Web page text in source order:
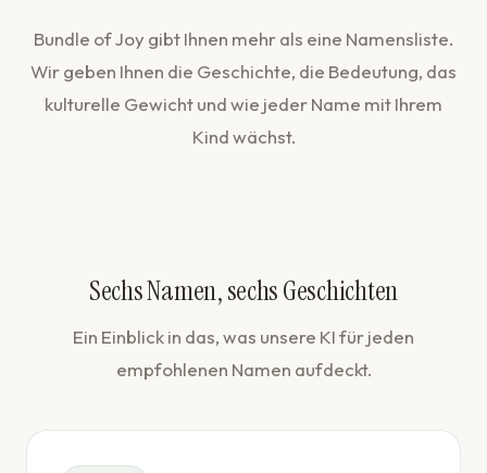
Bundle of Joy gibt Ihnen mehr als eine Namensliste.
Wir geben Ihnen die Geschichte, die Bedeutung, das
kulturelle Gewicht und wie jeder Name mit Ihrem
Kind wächst.
Sechs Namen, sechs Geschichten
Ein Einblick in das, was unsere KI für jeden
empfohlenen Namen aufdeckt.